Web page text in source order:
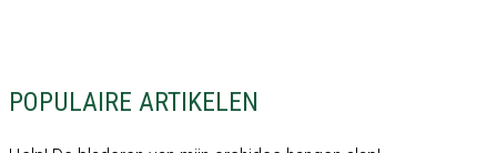
POPULAIRE ARTIKELEN